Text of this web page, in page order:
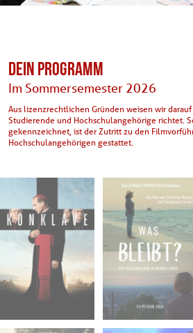
DEIN PROGRAMM
Im Sommersemester 2026
Aus lizenzrechtlichen Gründen weisen wir
Studierende und Hochschulangehörige richtet.
gekennzeichnet, ist der Zutritt zu den
Hochschulangehörigen gestattet.
Mo. 20.04.2026
20:00
Hörsaal 2 - FSU
Mo. 27.04.2026
19:30
Hörsaal 2 - FSU